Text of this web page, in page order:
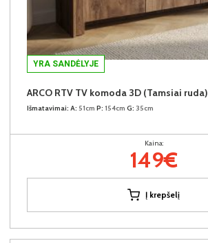
YRA SANDĖLYJE
ARCO RTV TV komoda 3D (Tamsiai ruda)
Išmatavimai: A: 51cm P: 154cm G: 35cm
Kaina:
149€
Į krepšelį